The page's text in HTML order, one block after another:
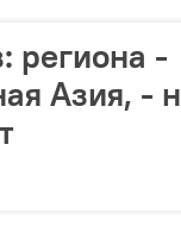
региона -
Азия, -